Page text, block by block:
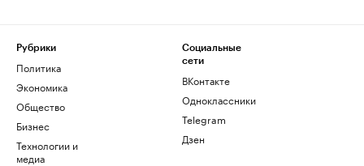
Рубрики
Политика
Экономика
Общество
Бизнес
Технологии и
медиа
Социальные
сети
ВКонтакте
Одноклассники
Telegram
Дзен